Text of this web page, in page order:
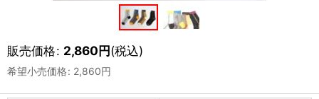
販売価格: 2,860円(税込)
希望小売価格: 2,860円